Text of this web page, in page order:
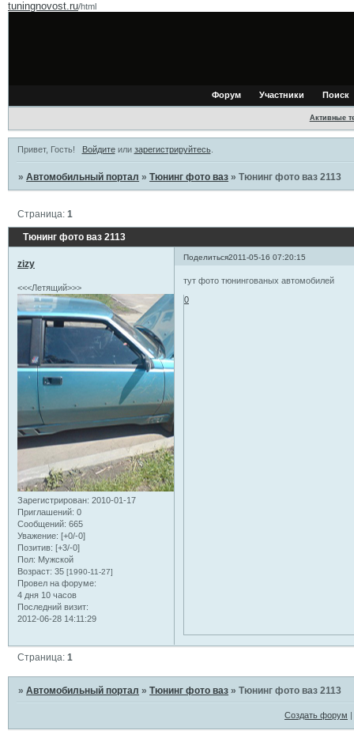
tuningnovost.ru/html
Форум Участники Поиск
Активные
Привет, Гость! Войдитеили зарегистрируйтесь.
»Автомобильный портал »Тюнинг фото ваз »Тюнинг фото ваз 2113
Тюнинг фото ваз 2113
Страница:1
Поделиться2011-05-16 07:20:15
zizy
<<<Летящий>>>
Зарегистрирован: 2010-01-17
Приглашений: 0
Сообщений: 665
Уважение: [+0/-0]
Позитив: [+3/-0]
Пол: Мужской
Возраст: 35 [1990-11-27]
Провел на форуме:
4 дня 10 часов
Последний визит:
2012-06-28 14:11:29
тут фото тюнингованых автомобилей
0
Страница:1
»Автомобильный портал »Тюнинг фото ваз »Тюнинг фото ваз 2113
Создать форум |